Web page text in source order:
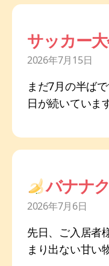
サッカー
2026年7月15日
まだ7月の半ば
日が続いていま
バナナ
2026年7月6日
先日、ご入居者
まり出ない甘い